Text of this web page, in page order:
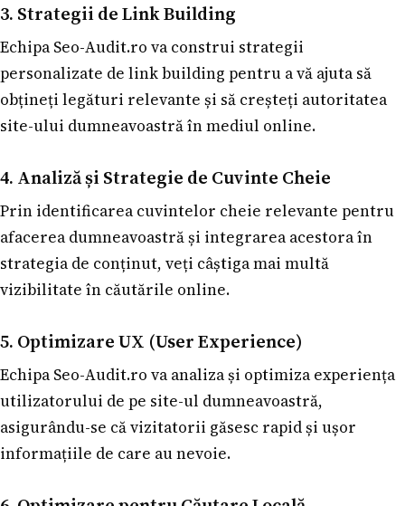
3. Strategii de Link Building
Echipa Seo-Audit.ro va construi strategii
personalizate de link building pentru a vă ajuta să
obțineți legături relevante și să creșteți autoritatea
site-ului dumneavoastră în mediul online.
4. Analiză și Strategie de Cuvinte Cheie
Prin identificarea cuvintelor cheie relevante pentru
afacerea dumneavoastră și integrarea acestora în
strategia de conținut, veți câștiga mai multă
vizibilitate în căutările online.
5. Optimizare UX (User Experience)
Echipa Seo-Audit.ro va analiza și optimiza experiența
utilizatorului de pe site-ul dumneavoastră,
asigurându-se că vizitatorii găsesc rapid și ușor
informațiile de care au nevoie.